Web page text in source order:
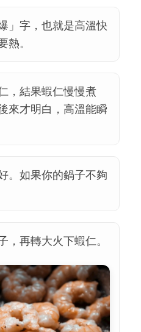
」字，也就是高溫快
熱。
，結果蝦仁慢慢煮
來才明白，高溫能瞬
。如果你的鍋子不夠
，再轉大火下蝦仁。